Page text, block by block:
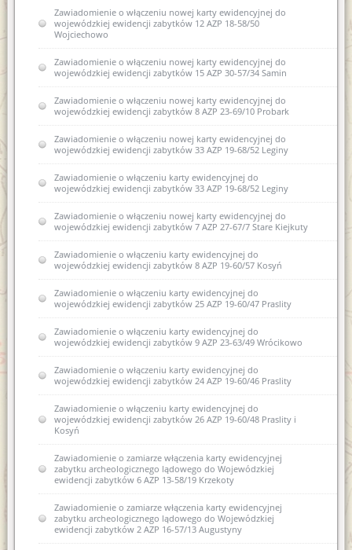
Zawiadomienie o włączeniu nowej karty ewidencyjnej do
wojewódzkiej ewidencji zabytków 12 AZP 18-58/50
Wojciechowo
Zawiadomienie o włączeniu nowej karty ewidencyjnej do
wojewódzkiej ewidencji zabytków 15 AZP 30-57/34 Samin
Zawiadomienie o włączeniu nowej karty ewidencyjnej do
wojewódzkiej ewidencji zabytków 8 AZP 23-69/10 Probark
Zawiadomienie o włączeniu nowej karty ewidencyjnej do
wojewódzkiej ewidencji zabytków 33 AZP 19-68/52 Leginy
Zawiadomienie o włączeniu karty ewidencyjnej do
wojewódzkiej ewidencji zabytków 33 AZP 19-68/52 Leginy
Zawiadomienie o włączeniu nowej karty ewidencyjnej do
wojewódzkiej ewidencji zabytków 7 AZP 27-67/7 Stare Kiejkuty
Zawiadomienie o włączeniu karty ewidencyjnej do
wojewódzkiej ewidencji zabytków 8 AZP 19-60/57 Kosyń
Zawiadomienie o włączeniu karty ewidencyjnej do
wojewódzkiej ewidencji zabytków 25 AZP 19-60/47 Praslity
Zawiadomienie o włączeniu karty ewidencyjnej do
wojewódzkiej ewidencji zabytków 9 AZP 23-63/49 Wrócikowo
Zawiadomienie o włączeniu karty ewidencyjnej do
wojewódzkiej ewidencji zabytków 24 AZP 19-60/46 Praslity
Zawiadomienie o włączeniu karty ewidencyjnej do
wojewódzkiej ewidencji zabytków 26 AZP 19-60/48 Praslity i
Kosyń
Zawiadomienie o zamiarze włączenia karty ewidencyjnej
zabytku archeologicznego lądowego do Wojewódzkiej
ewidencji zabytków 6 AZP 13-58/19 Krzekoty
Zawiadomienie o zamiarze włączenia karty ewidencyjnej
zabytku archeologicznego lądowego do Wojewódzkiej
ewidencji zabytków 2 AZP 16-57/13 Augustyny